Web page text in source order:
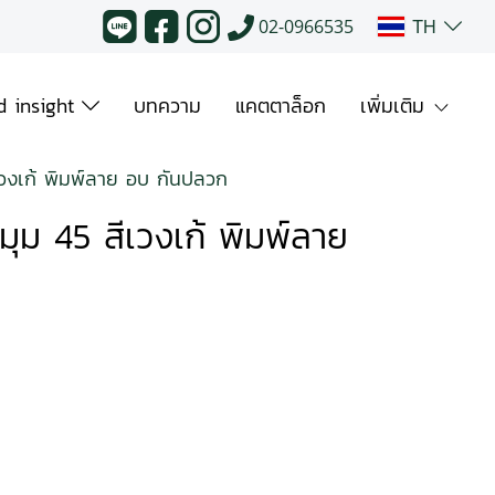
02-0966535 TH
insight บทความ แคตตาล็อก เพิ่มเติม
งเก้ พิมพ์ลาย อบ กันปลวก
ม 45 สีเวงเก้ พิมพ์ลาย